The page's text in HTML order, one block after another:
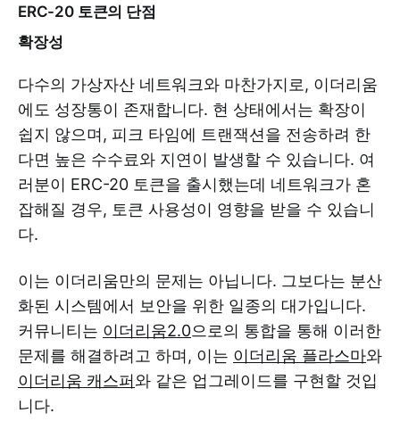
ERC-20 토큰의 단점
확장성
다수의 가상자산 네트워크와 마찬가지로, 이더리움
에도 성장통이 존재합니다. 현 상태에서는 확장이
쉽지 않으며, 피크 타임에 트랜잭션을 전송하려 한
다면 높은 수수료와 지연이 발생할 수 있습니다. 여
러분이 ERC-20 토큰을 출시했는데 네트워크가 혼
잡해질 경우, 토큰 사용성이 영향을 받을 수 있습니
다.
이는 이더리움만의 문제는 아닙니다. 그보다는 분산
화된 시스템에서 보안을 위한 일종의 대가입니다.
커뮤니티는 이더리움2.0으로의 통합을 통해 이러한
문제를 해결하려고 하며, 이는 이더리움 플라스마와
이더리움 캐스퍼와 같은 업그레이드를 구현할 것입
니다.